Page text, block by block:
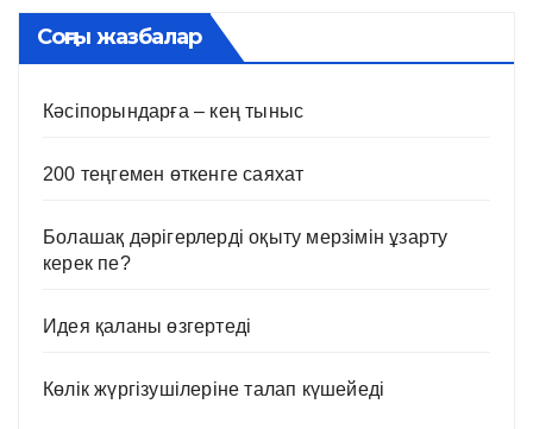
Соңғы жазбалар
Кәсіпорындарға – кең тыныс
200 теңгемен өткенге саяхат
Болашақ дәрігерлерді оқыту мерзімін ұзарту
керек пе?
Идея қаланы өзгертеді
Көлік жүргізушілеріне талап күшейеді